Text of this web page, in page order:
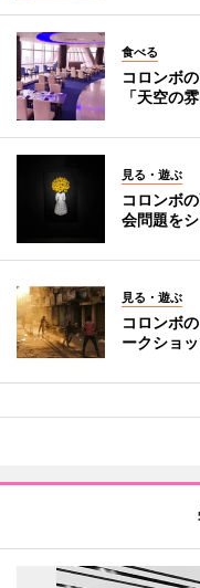
食べる
コロンボ
「天空の
見る・遊ぶ
コロンボ
会問題を
見る・遊ぶ
コロンボ
ークショ